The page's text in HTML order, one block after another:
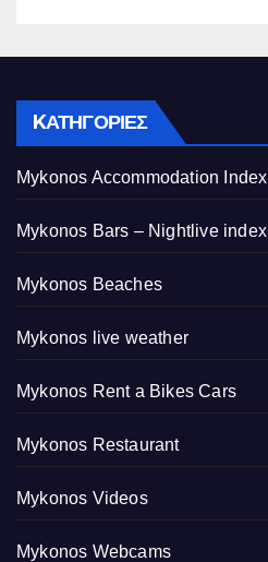
KΑΤΗΓΟΡΊΕΣ
Mykonos Accommodation Index
Mykonos Bars – Nightlive index
Mykonos Beaches
Mykonos live weather
Mykonos Rent a Bikes Cars
Mykonos Restaurant
Mykonos Videos
Mykonos Webcams